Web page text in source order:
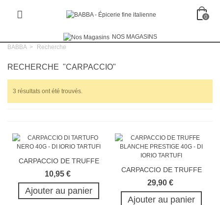
0
NOS MAGASINS
BABBA > Recherche
RECHERCHE "CARPACCIO"
3 résultats ont été trouvés.
CARPACCIO DE TRUFFE
NOIRE 40G
10,95 €
Ajouter au panier
CARPACCIO DE TRUFFE
BLANCHE 40G
29,90 €
Ajouter au panier